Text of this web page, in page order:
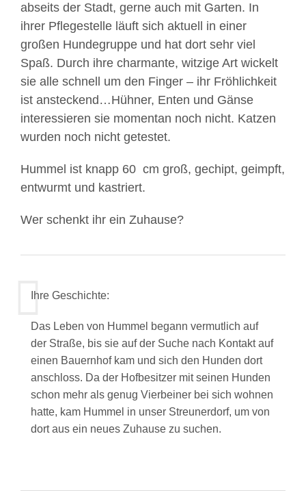
abseits der Stadt, gerne auch mit Garten. In
ihrer Pflegestelle läuft sich aktuell in einer
großen Hundegruppe und hat dort sehr viel
Spaß. Durch ihre charmante, witzige Art wickelt
sie alle schnell um den Finger – ihr Fröhlichkeit
ist ansteckend…Hühner, Enten und Gänse
interessieren sie momentan noch nicht. Katzen
wurden noch nicht getestet.
Hummel ist knapp 60 cm groß, gechipt, geimpft,
entwurmt und kastriert.
Wer schenkt ihr ein Zuhause?
Ihre Geschichte:
Das Leben von Hummel begann vermutlich auf
der Straße, bis sie auf der Suche nach Kontakt auf
einen Bauernhof kam und sich den Hunden dort
anschloss. Da der Hofbesitzer mit seinen Hunden
schon mehr als genug Vierbeiner bei sich wohnen
hatte, kam Hummel in unser Streunerdorf, um von
dort aus ein neues Zuhause zu suchen.
Mit
dem
Laden
des
Videos
akzeptieren
von